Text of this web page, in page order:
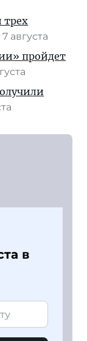
трех
7 августа
пройдет
в